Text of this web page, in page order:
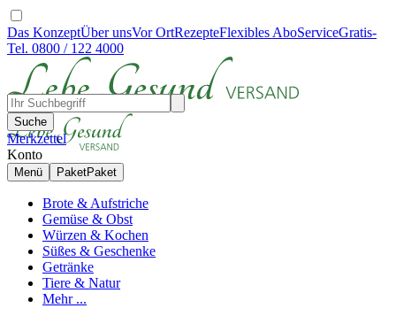
Das KonzeptÜber unsVor OrtRezepteFlexibles AboServiceGratis-
Tel. 0800 / 122 4000
Suche
Merkzettel
Konto
Menü PaketPaket
Brote & Aufstriche
Gemüse & Obst
Würzen & Kochen
Süßes & Geschenke
Getränke
Tiere & Natur
Mehr ...